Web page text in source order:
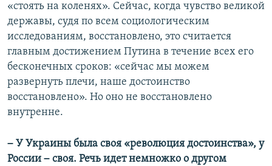
«стоять на коленях». Сейчас, когда чувство великой
державы, судя по всем социологическим
исследованиям, восстановлено, это считается
главным достижением Путина в течение всех его
бесконечных сроков: «сейчас мы можем
развернуть плечи, наше достоинство
восстановлено». Но оно не восстановлено
внутренне.
– У Украины была своя «революция достоинства», у
России – своя. Речь идет немножко о другом